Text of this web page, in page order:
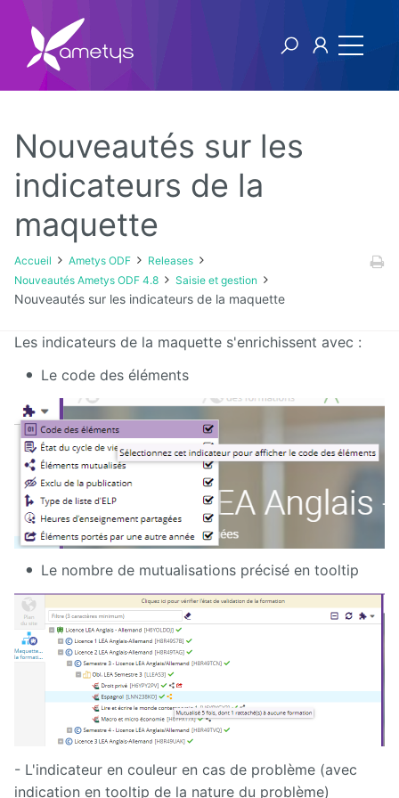
Ametys ODF
Licence
[1ers
pas]
Publier
son offre
formation
à partir
fichiers
CDM-fr
Présentation
générale
d'Ametys
ODF
Saisir et
compléter
son offre
de
dans
Ametys
ODF
Enrichir
son site de
publication
de l'offre
formation
Publier
Nouveautés sur les
indicateurs de la
maquette
Accueil Ametys ODF
Releases
Nouveautés Ametys ODF 4.8
Saisie et gestion
Nouveautés sur les indicateurs de la maquette
Les indicateurs de la maquette s'enrichissent avec :
Le code des éléments
Le nombre de mutualisations précisé en tooltip
- L'indicateur en couleur en cas de problème (avec
indication en tooltip de la nature du problème)